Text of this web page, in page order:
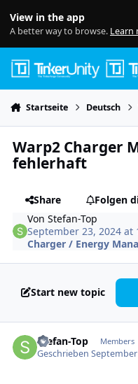
View in the app
A better way to browse. Learn
Startseite Deutsch
Warp2 Charger
fehlerhaft
Share
Folgen
VonStefan-Top
September 23, 2024 at
Charger / Energy
Start new topic
Stefan-Top Members
GeschriebenSeptember